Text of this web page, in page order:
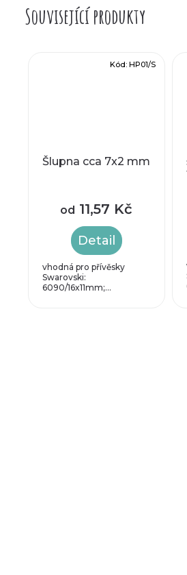
Související produkty
Šlupna cca 7x2 mm
od 11,57 Kč
Detail
vhodná pro přívěsky
Swarovski:
6090/16x11mm;...
Kód: HP01/S